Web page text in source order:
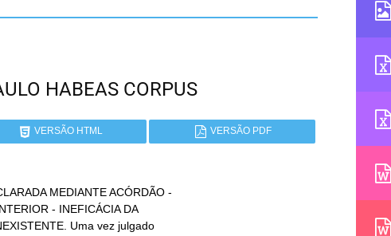
HABEAS CORPUS
VERSÃO HTML VERSÃO PDF
MEDIANTE ACÓRDÃO -